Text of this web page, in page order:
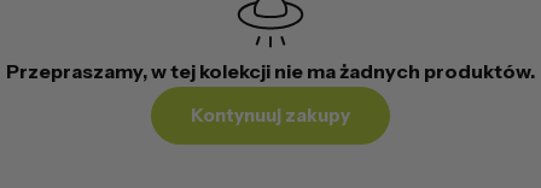
Przepraszamy, w tej kolekcji nie ma żadnych produktów.
Kontynuuj zakupy